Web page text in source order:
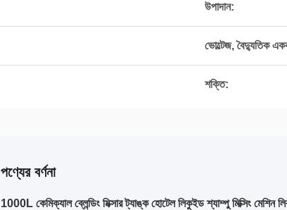
উপাদান:
ভোল্টেজ, বৈদ্যুতিক
শক্তি:
পণ্যের বর্ণনা
1000L কেমিক্যাল ব্লেন্ডিং মিক্সার ট্যাঙ্ক হোটেল লিকুইড শ্যাম্পু মিক্সিং মেশিন